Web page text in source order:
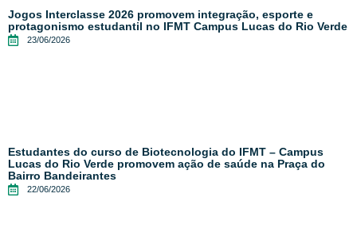
Jogos Interclasse 2026 promovem integração, esporte e
protagonismo estudantil no IFMT Campus Lucas do Rio Verde
23/06/2026
Estudantes do curso de Biotecnologia do IFMT – Campus
Lucas do Rio Verde promovem ação de saúde na Praça do
Bairro Bandeirantes
22/06/2026